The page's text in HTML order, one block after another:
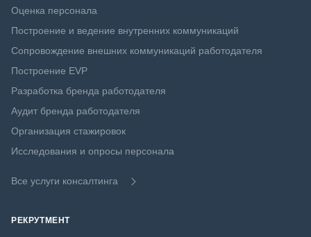
Оценка персонала
Построение и ведение внутренних коммуникаций
Сопровождение внешних коммуникаций работодателя
Построение EVP
Разработка бренда работодателя
Аудит бренда работодателя
Организация стажировок
Исследования и опросы персонала
Все услуги консалтинга
РЕКРУТМЕНТ